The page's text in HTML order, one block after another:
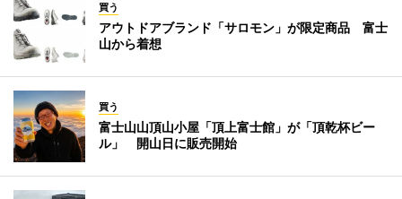
買う
アウトドアブランド「サロモン」が限定商品 富士
山から着想
買う
富士山山頂山小屋「頂上富士館」が「頂乾杯ビー
ル」 開山日に販売開始